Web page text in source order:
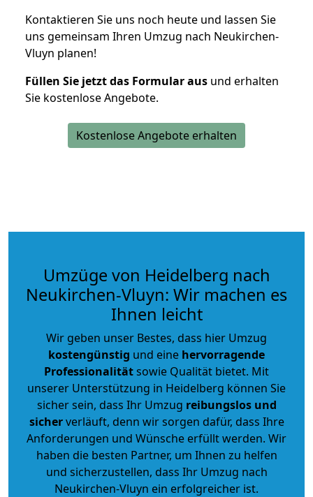
Kontaktieren Sie uns noch heute und lassen Sie
uns gemeinsam Ihren Umzug nach Neukirchen-
Vluyn planen!
Füllen Sie jetzt das Formular aus und erhalten
Sie kostenlose Angebote.
Kostenlose Angebote erhalten
Umzüge von Heidelberg nach
Neukirchen-Vluyn: Wir machen es
Ihnen leicht
Wir geben unser Bestes, dass hier Umzug
kostengünstig und eine hervorragende
Professionalitätsowie Qualität bietet. Mit
unserer Unterstützung in Heidelberg können Sie
sicher sein, dass Ihr Umzug reibungslos und
sicherverläuft, denn wir sorgen dafür, dass Ihre
Anforderungen und Wünsche erfüllt werden. Wir
haben die besten Partner, um Ihnen zu helfen
und sicherzustellen, dass Ihr Umzug nach
Neukirchen-Vluyn ein erfolgreicher ist.